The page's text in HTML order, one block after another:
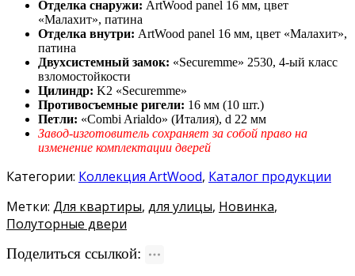
Отделка снаружи: ArtWood panel 16 мм, цвет
«Малахит», патина
Отделка внутри: ArtWood panel 16 мм, цвет «Малахит»,
патина
Двухсистемный замок: «Securemme» 2530, 4-ый класс
взломостойкости
Цилиндр: K2 «Securemme»
Противосъемные ригели: 16 мм (10 шт.)
Петли: «Combi Arialdo» (Италия), d 22 мм
Завод-изготовитель сохраняет за собой право на
изменение комплектации дверей
Категории: Коллекция ArtWood, Каталог продукции
Метки: Для квартиры, для улицы, Новинка,
Полуторные двери
Поделиться ссылкой: